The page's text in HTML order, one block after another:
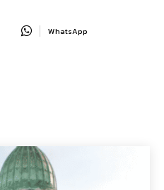
WhatsApp